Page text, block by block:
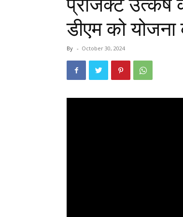
प्रोेजेक्ट उत्कर्ष
डीएम को
By - October 30, 2024